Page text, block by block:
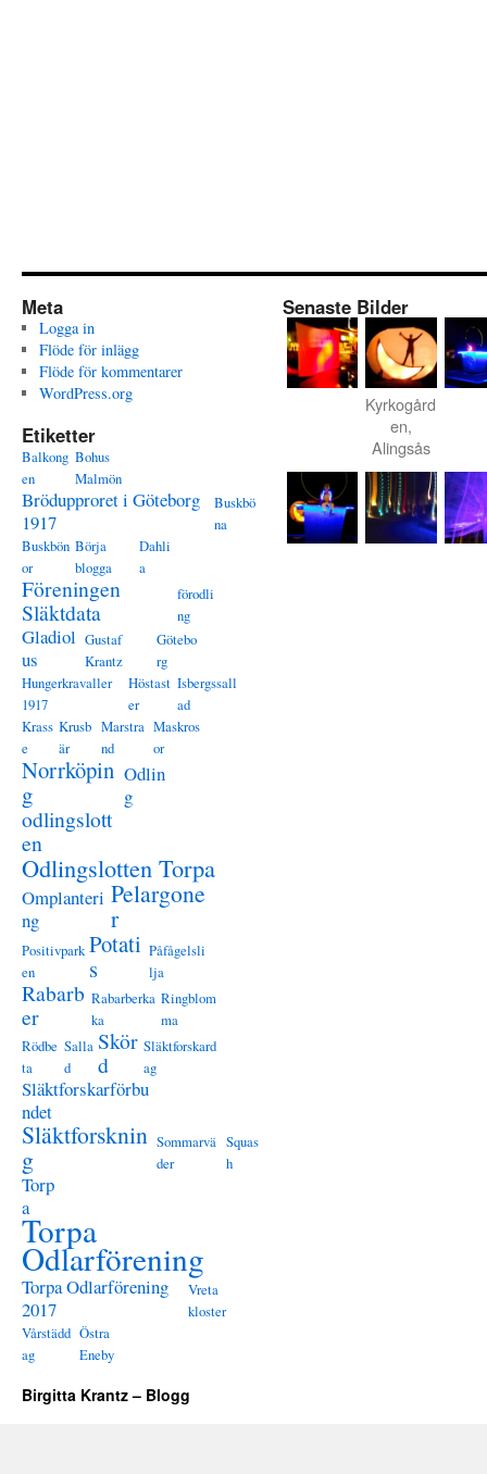
Meta
Logga in
Flöde för inlägg
Flöde för kommentarer
WordPress.org
Etiketter
Balkong
en
Bohus
Malmön
Brödupproret i Göteborg
1917
Buskbö
na
Buskbön
or
Börja
blogga
Dahli
a
Föreningen
Släktdata
förodli
ng
Gladiol
us
Gustaf
Krantz
Götebo
rg
Hungerkravaller
1917
Höstast
er
Isbergssall
ad
Krass
e
Krusb
är
Marstra
nd
Maskros
or
Norrköpin
g
Odlin
g
odlingslott
en
Odlingslotten Torpa
Omplanteri
ng
Pelargone
r
Positivpark
en
Potati
s
Påfågelsli
lja
Rabarb
er
Rabarberka
ka
Ringblom
ma
Rödbe
ta
Salla
d
Skör
d
Släktforskard
ag
Släktforskarförbu
ndet
Släktforsknin
g
Sommarvä
der
Squas
h
Torp
a
Torpa
Odlarförening
Torpa Odlarförening
2017
Vreta
kloster
Vårstädd
ag
Östra
Eneby
Senaste Bilder
Kyrkogård
en,
Alingsås
Birgitta Krantz – Blogg